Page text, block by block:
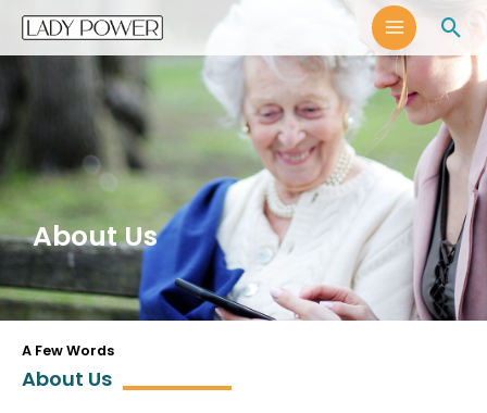
Skip
content
MAIN
MENU
About Us
A Few Words
About Us